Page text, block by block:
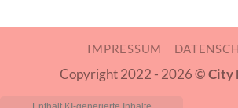
IMPRESSUM
Copyright 2022 - 2026 ©City